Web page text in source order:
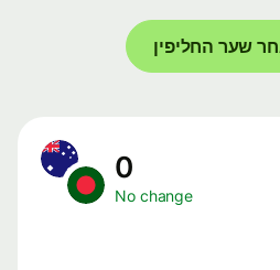
שער החליפין
No change